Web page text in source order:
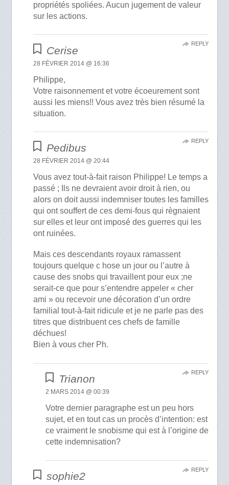
propriétés spoliées. Aucun jugement de valeur
sur les actions.
Cerise
28 FÉVRIER 2014 @ 16:36
Philippe,
Votre raisonnement et votre écoeurement sont
aussi les miens!! Vous avez très bien résumé la
situation.
REPLY
Pedibus
28 FÉVRIER 2014 @ 20:44
Vous avez tout-à-fait raison Philippe! Le temps a
passé ; Ils ne devraient avoir droit à rien, ou
alors on doit aussi indemniser toutes les familles
qui ont souffert de ces demi-fous qui règnaient
sur elles et leur ont imposé des guerres qui les
ont ruinées.
Mais ces descendants royaux ramassent
toujours quelque c hose un jour ou l’autre à
cause des snobs qui travaillent pour eux ;ne
serait-ce que pour s’entendre appeler « cher
ami » ou recevoir une décoration d’un ordre
familial tout-à-fait ridicule et je ne parle pas des
titres que distribuent ces chefs de famille
déchues!
Bien à vous cher Ph.
REPLY
Trianon
2 MARS 2014 @ 00:39
Votre dernier paragraphe est un peu hors
sujet, et en tout cas un procès d’intention: est
ce vraiment le snobisme qui est à l’origine de
cette indemnisation?
REPLY
sophie2
REPLY